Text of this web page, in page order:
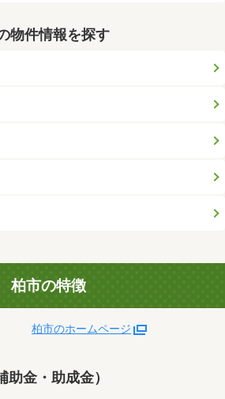
物件情報を探す
柏市の特徴
柏市のホームページ
金・助成金）